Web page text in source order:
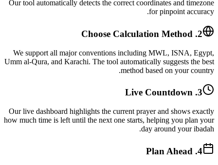
Our tool automatically detects the correct coordinates and timezone
for pinpoint accuracy.
2. Choose Calculation Method
We support all major conventions including MWL, ISNA, Egypt,
Umm al-Qura, and Karachi. The tool automatically suggests the best
method based on your country.
3. Live Countdown
Our live dashboard highlights the current prayer and shows exactly
how much time is left until the next one starts, helping you plan your
day around your ibadah.
4. Plan Ahead